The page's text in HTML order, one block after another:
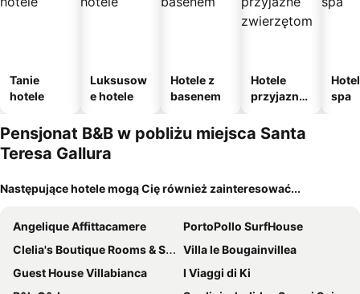
Tanie
hotele
Luksusow
e hotele
Hotele z
basenem
Hotele
przyjazne
m
spa
Pensjonat B&B w pobliżu miejsca Santa
Teresa Gallura
Następujące hotele mogą Cię również zainteresować...
Angelique Affittacamere
PortoPollo SurfHouse
Clelia's Boutique Rooms & Suites
Villa le Bougainvillea
Guest House Villabianca
I Viaggi di Ki